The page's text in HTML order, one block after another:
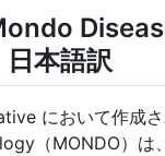
本語訳
において作成
（MONDO）は